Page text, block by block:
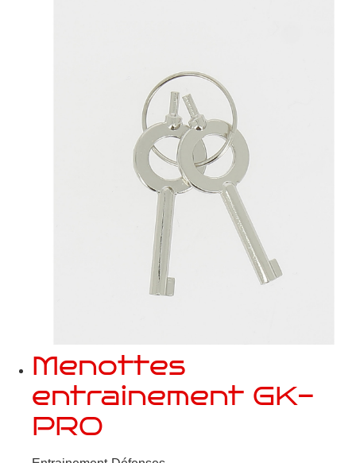
Menottes
entrainement GK-
PRO